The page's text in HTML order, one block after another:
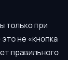
только при
не «кнопка
правильного